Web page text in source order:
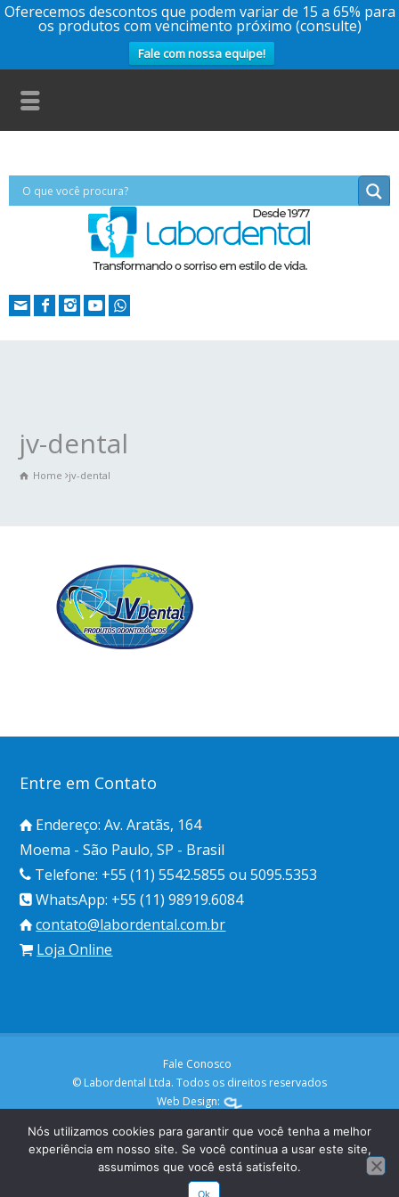
Oferecemos descontos que podem variar de 15 a 65% para
os produtos com vencimento próximo (consulte)
Fale com nossa equipe!
jv-dental
Home jv-dental
Entre em Contato
Endereço: Av. Aratãs, 164
Moema - São Paulo, SP - Brasil
Telefone: +55 (11) 5542.5855 ou 5095.5353
WhatsApp: +55 (11) 98919.6084
contato@labordental.com.br
Loja Online
Fale Conosco
© Labordental Ltda. Todos os direitos reservados
Web Design:
Nós utilizamos cookies para garantir que você tenha a melhor
experiência em nosso site. Se você continua a usar este site,
assumimos que você está satisfeito.
Ok